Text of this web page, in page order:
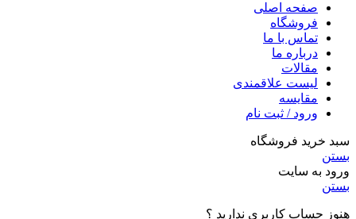
صفحه اصلی
فروشگاه
تماس با ما
درباره ما
مقالات
لیست علاقمندی
مقایسه
ورود / ثبت نام
سبد خرید فروشگاه
بستن
ورود به سایت
بستن
هنوز حساب کاربری ندارید ؟